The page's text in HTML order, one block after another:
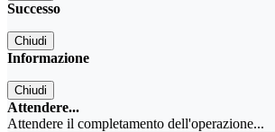
Successo
Chiudi
Informazione
Chiudi
Attendere...
Attendere il completamento dell'operazione...